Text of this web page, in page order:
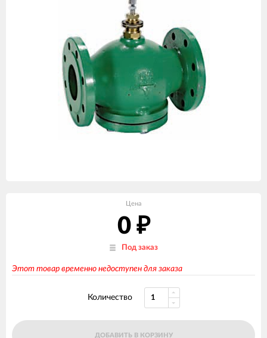
Цена
0 ₽
Под заказ
Этот товар временно недоступен для заказа
Количество
ДОБАВИТЬ В КОРЗИНУ